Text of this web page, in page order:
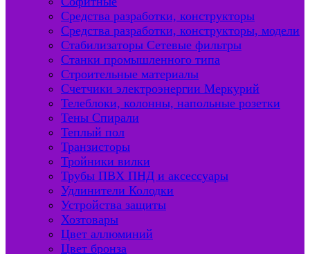
Средства разработки, конструкторы
Средства разработки, конструкторы, модели
Стабилизаторы Сетевые фильтры
Станки промышленного типа
Строительные материалы
Счетчики электроэнергии Меркурий
Телеблоки, колонны, напольные розетки
Тены Спирали
Теплый пол
Транзисторы
Тройники вилки
Трубы ПВХ ПНД и аксессуары
Удлинители Колодки
Устройства защиты
Хозтовары
Цвет аллюминий
Цвет бронза